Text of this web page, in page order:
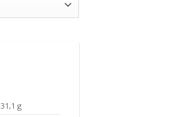
31,1 g